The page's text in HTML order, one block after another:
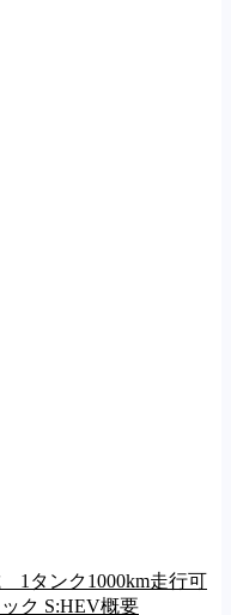
1タンク1000km走行可
ク S:HEV概要